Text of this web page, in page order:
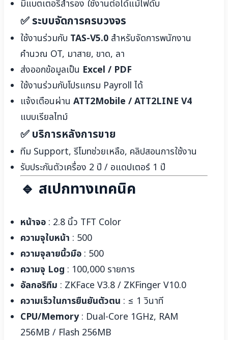
มีแบตเตอรี่สำรอง ใช้งานต่อได้แม้ไฟดับ
✅ ระบบจัดการครบวงจร
ใช้งานร่วมกับ TAS-V5.0 สำหรับจัดการพนักงาน
คำนวณ OT, มาสาย, ขาด, ลา
ส่งออกข้อมูลเป็น Excel / PDF
ใช้งานร่วมกับโปรแกรม Payroll ได้
แจ้งเตือนผ่าน ATT2Mobile / ATT2LINE V4
แบบเรียลไทม์
✅ บริการหลังการขาย
ทีม Support, รีโมทช่วยเหลือ, คลิปสอนการใช้งาน
รับประกันตัวเครื่อง 2 ปี / อแดปเตอร์ 1 ปี
🔹 สเปกทางเทคนิค
หน้าจอ : 2.8 นิ้ว TFT Color
ความจุใบหน้า : 500
ความจุลายนิ้วมือ : 500
ความจุ Log : 100,000 รายการ
อัลกอริทึม : ZKFace V3.8 / ZKFinger V10.0
ความเร็วในการยืนยันตัวตน : ≤ 1 วินาที
CPU/Memory: Dual-Core 1GHz, RAM
256MB / Flash 256MB